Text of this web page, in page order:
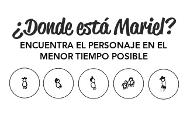
¿Donde está Mariel?
ENCUENTRA EL PERSONAJE EN EL
MENOR TIEMPO POSIBLE